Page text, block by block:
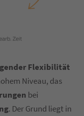
Flexibilität
Niveau, das
bei
. Der Grund liegt in